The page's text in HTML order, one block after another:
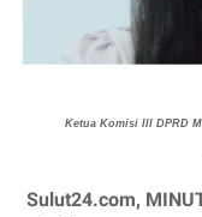
Ketua Komisi III DPRD
Sulut24.com,